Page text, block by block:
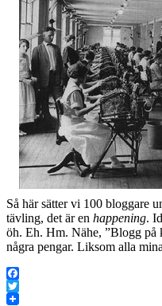
Så här sätter vi 100 bloggare
tävling, det är en happening.
öh. Eh. Hm. Nähe, ”Blogg på
några pengar. Liksom alla
Facebook
Twitter